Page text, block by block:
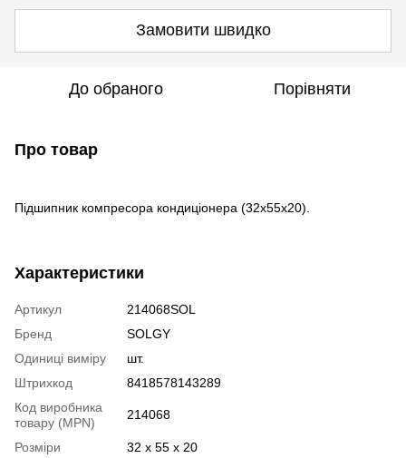
Замовити швидко
До обраного Порівняти
Про товар
Підшипник компресора кондиціонера (32x55x20).
Характеристики
Артикул
214068SOL
Бренд
SOLGY
Одиниці виміру
шт.
Штрихкод
8418578143289
Код виробника
товару (MPN)
214068
Розміри 32 x 55 x 20